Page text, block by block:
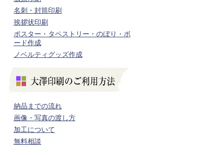
名刺・封筒印刷
挨拶状印刷
ポスター・タペストリー・のぼり・ボ
ード作成
ノベルティグッズ作成
納品までの流れ
画像・写真の渡し方
加工について
無料相談